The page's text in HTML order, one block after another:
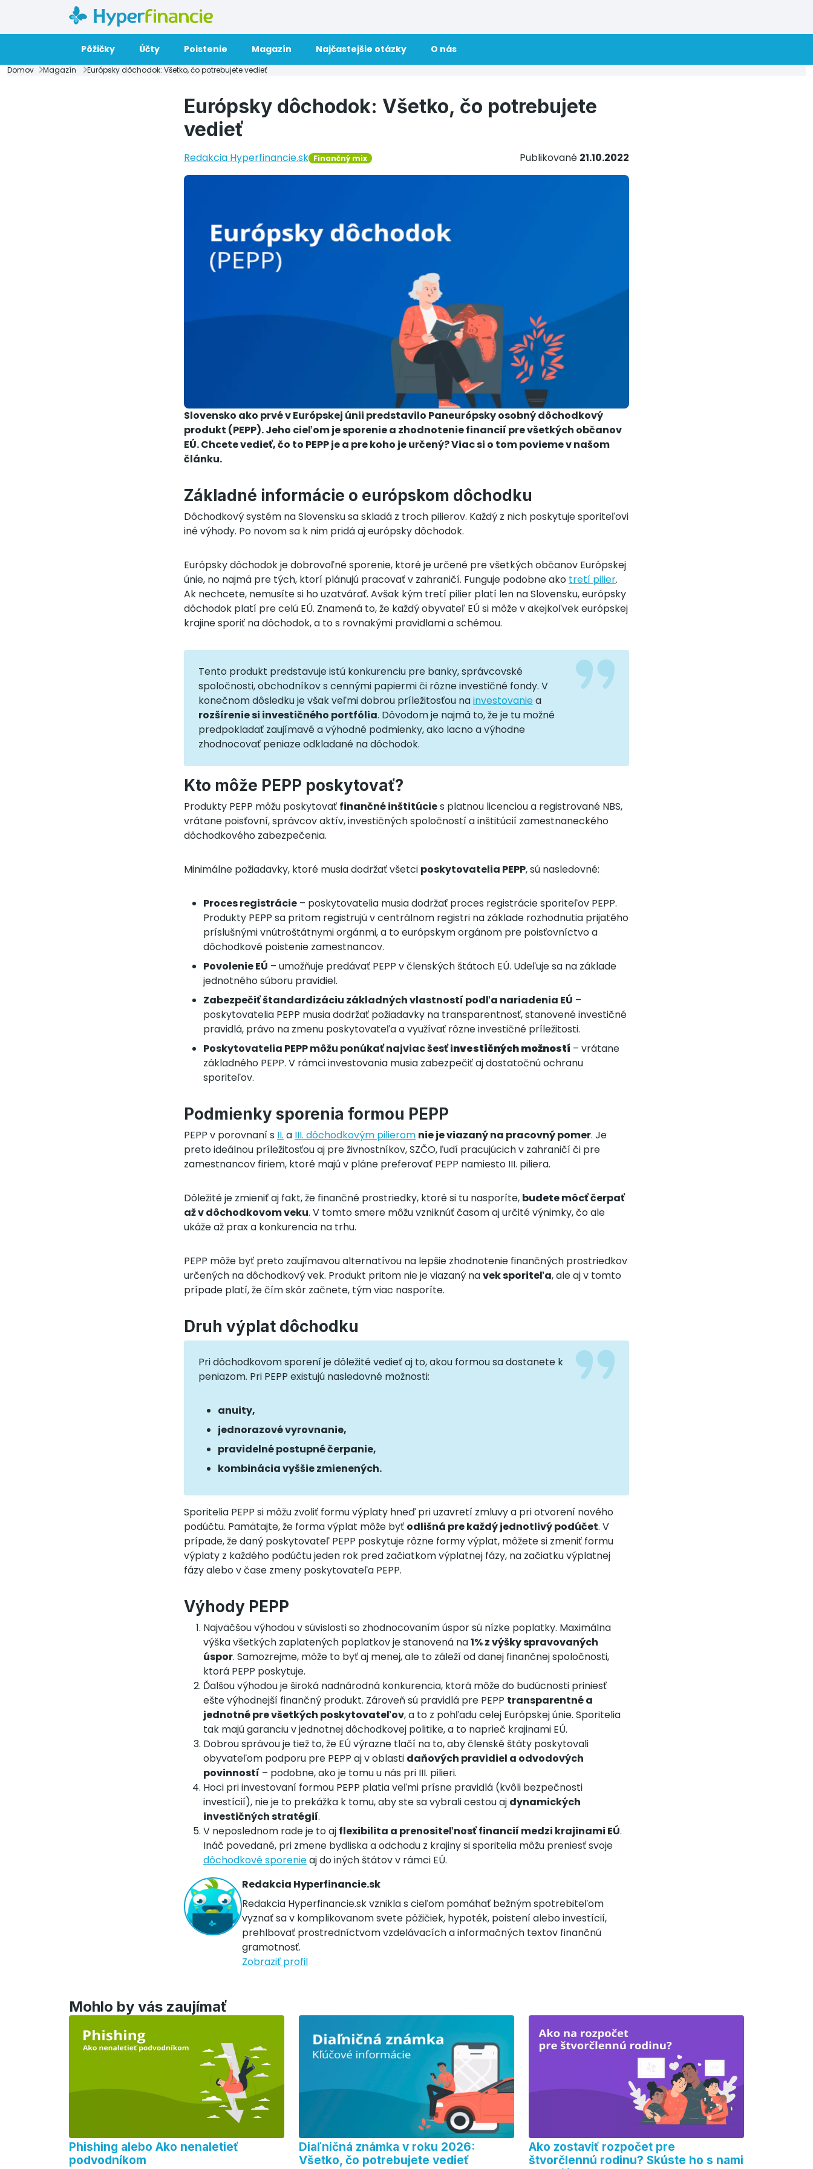
Pôžičky Účty Poistenie Magazín Najčastejšie otázky O nás
Domov Magazín Európsky dôchodok: Všetko, čo potrebujete vedieť
Európsky dôchodok: Všetko, čo potrebujete
vedieť
Redakcia Hyperfinancie.sk Finančný mix Publikované 21.10.2022
Slovensko ako prvé v Európskej únii predstavilo Paneurópsky osobný dôchodkový
produkt (PEPP). Jeho cieľom je sporenie a zhodnotenie financií pre všetkých občanov
EÚ. Chcete vedieť, čo to PEPP je a pre koho je určený? Viac si o tom povieme v našom
článku.
Základné informácie o európskom dôchodku
Dôchodkový systém na Slovensku sa skladá z troch pilierov. Každý z nich poskytuje sporiteľovi
iné výhody. Po novom sa k nim pridá aj európsky dôchodok.
Európsky dôchodok je dobrovoľné sporenie, ktoré je určené pre všetkých občanov Európskej
únie, no najmä pre tých, ktorí plánujú pracovať v zahraničí. Funguje podobne ako tretí pilier.
Ak nechcete, nemusíte si ho uzatvárať. Avšak kým tretí pilier platí len na Slovensku, európsky
dôchodok platí pre celú EÚ. Znamená to, že každý obyvateľ EÚ si môže v akejkoľvek európskej
krajine sporiť na dôchodok, a to s rovnakými pravidlami a schémou.
Tento produkt predstavuje istú konkurenciu pre banky, správcovské
spoločnosti, obchodníkov s cennými papiermi či rôzne investičné fondy. V
konečnom dôsledku je však veľmi dobrou príležitosťou nainvestovaniea
rozšírenie si investičného portfólia. Dôvodom je najmä to, že je tu možné
predpokladať zaujímavé a výhodné podmienky, ako lacno a výhodne
zhodnocovať peniaze odkladané na dôchodok.
Kto môže PEPP poskytovať?
Produkty PEPP môžu poskytovať finančné inštitúcies platnou licenciou a registrované NBS,
vrátane poisťovní, správcov aktív, investičných spoločností a inštitúcií zamestnaneckého
dôchodkového zabezpečenia.
Minimálne požiadavky, ktoré musia dodržať všetci poskytovatelia PEPP, sú nasledovné:
Proces registrácie – poskytovatelia musia dodržať proces registrácie sporiteľov PEPP.
Produkty PEPP sa pritom registrujú v centrálnom registri na základe rozhodnutia prijatého
príslušnými vnútroštátnymi orgánmi, a to európskym orgánom pre poisťovníctvo a
dôchodkové poistenie zamestnancov.
Povolenie EÚ – umožňuje predávať PEPP v členských štátoch EÚ. Udeľuje sa na základe
jednotného súboru pravidiel.
Zabezpečiť štandardizáciu základných vlastností podľa nariadenia EÚ –
poskytovatelia PEPP musia dodržať požiadavky na transparentnosť, stanovené investičné
pravidlá, právo na zmenu poskytovateľa a využívať rôzne investičné príležitosti.
Poskytovatelia PEPP môžu ponúkať najviac šesť investičných možností – vrátane
základného PEPP. V rámci investovania musia zabezpečiť aj dostatočnú ochranu
sporiteľov.
Podmienky sporenia formou PEPP
PEPP v porovnaní s II. a III. dôchodkovým pilierom nie je viazaný na pracovný pomer. Je
preto ideálnou príležitosťou aj pre živnostníkov, SZČO, ľudí pracujúcich v zahraničí či pre
zamestnancov firiem, ktoré majú v pláne preferovať PEPP namiesto III. piliera.
Dôležité je zmieniť aj fakt, že finančné prostriedky, ktoré si tu nasporíte, budete môcť čerpať
až v dôchodkovom veku. V tomto smere môžu vzniknúť časom aj určité výnimky, čo ale
ukáže až prax a konkurencia na trhu.
PEPP môže byť preto zaujímavou alternatívou na lepšie zhodnotenie finančných prostriedkov
určených na dôchodkový vek. Produkt pritom nie je viazaný navek sporiteľa, ale aj v tomto
prípade platí, že čím skôr začnete, tým viac nasporíte.
Druh výplat dôchodku
Pri dôchodkovom sporení je dôležité vedieť aj to, akou formou sa dostanete k
peniazom. Pri PEPP existujú nasledovné možnosti:
anuity,
jednorazové vyrovnanie,
pravidelné postupné čerpanie,
kombinácia vyššie zmienených.
Sporitelia PEPP si môžu zvoliť formu výplaty hneď pri uzavretí zmluvy a pri otvorení nového
podúčtu. Pamätajte, že forma výplat môže byť odlišná pre každý jednotlivý podúčet. V
prípade, že daný poskytovateľ PEPP poskytuje rôzne formy výplat, môžete si zmeniť formu
výplaty z každého podúčtu jeden rok pred začiatkom výplatnej fázy, na začiatku výplatnej
fázy alebo v čase zmeny poskytovateľa PEPP.
Výhody PEPP
Najväčšou výhodou v súvislosti so zhodnocovaním úspor sú nízke poplatky. Maximálna
výška všetkých zaplatených poplatkov je stanovená na1% z výšky spravovaných
úspor. Samozrejme, môže to byť aj menej, ale to záleží od danej finančnej spoločnosti,
ktorá PEPP poskytuje.
Ďalšou výhodou je široká nadnárodná konkurencia, ktorá môže do budúcnosti priniesť
ešte výhodnejší finančný produkt. Zároveň sú pravidlá pre PEPP transparentné a
jednotné pre všetkých poskytovateľov, a to z pohľadu celej Európskej únie. Sporitelia
tak majú garanciu v jednotnej dôchodkovej politike, a to naprieč krajinami EÚ.
Dobrou správou je tiež to, že EÚ výrazne tlačí na to, aby členské štáty poskytovali
obyvateľom podporu pre PEPP aj v oblasti daňových pravidiel a odvodových
povinností – podobne, ako je tomu u nás pri III. pilieri.
Hoci pri investovaní formou PEPP platia veľmi prísne pravidlá (kvôli bezpečnosti
investícií), nie je to prekážka k tomu, aby ste sa vybrali cestou aj dynamických
investičných stratégií.
V neposlednom rade je to aj flexibilita a prenositeľnosť financií medzi krajinami EÚ.
Ináč povedané, pri zmene bydliska a odchodu z krajiny si sporitelia môžu preniesť svoje
dôchodkové sporenieaj do iných štátov v rámci EÚ.
Redakcia Hyperfinancie.sk
Redakcia Hyperfinancie.sk vznikla s cieľom pomáhať bežným spotrebiteľom
vyznať sa v komplikovanom svete pôžičiek, hypoték, poistení alebo investícií,
prehlbovať prostredníctvom vzdelávacích a informačných textov finančnú
gramotnosť.
Zobraziť profil
Mohlo by vás zaujímať
Phishing alebo Ako nenaletieť
podvodníkom
Diaľničná známka v roku 2026:
Všetko, čo potrebujete vedieť
Ako zostaviť rozpočet pre
štvorčlennú rodinu? Skúste ho s nami